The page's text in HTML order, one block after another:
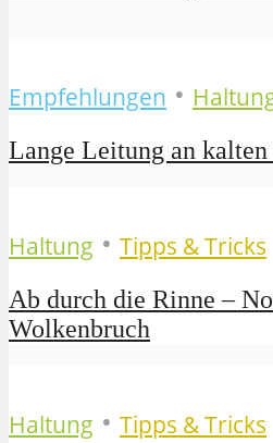
Empfehlungen •
Lange Leitung an kalten
Haltung • Tipps & Tricks
Ab durch die Rinne –
Wolkenbruch
Haltung • Tipps & Tricks